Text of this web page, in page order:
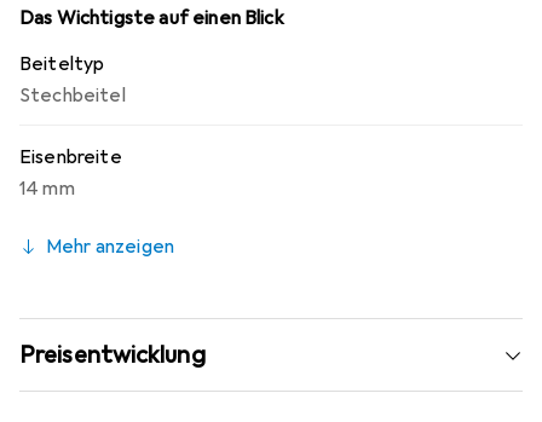
sondern ist auch für Anwendungen im Aussenbereich
Aufbewahrung und Handhabung des Werkzeugs.
Das Wichtigste auf einen Blick
Beiteltyp
Stechbeitel
Eisenbreite
14 mm
Mehr anzeigen
Preisentwicklung